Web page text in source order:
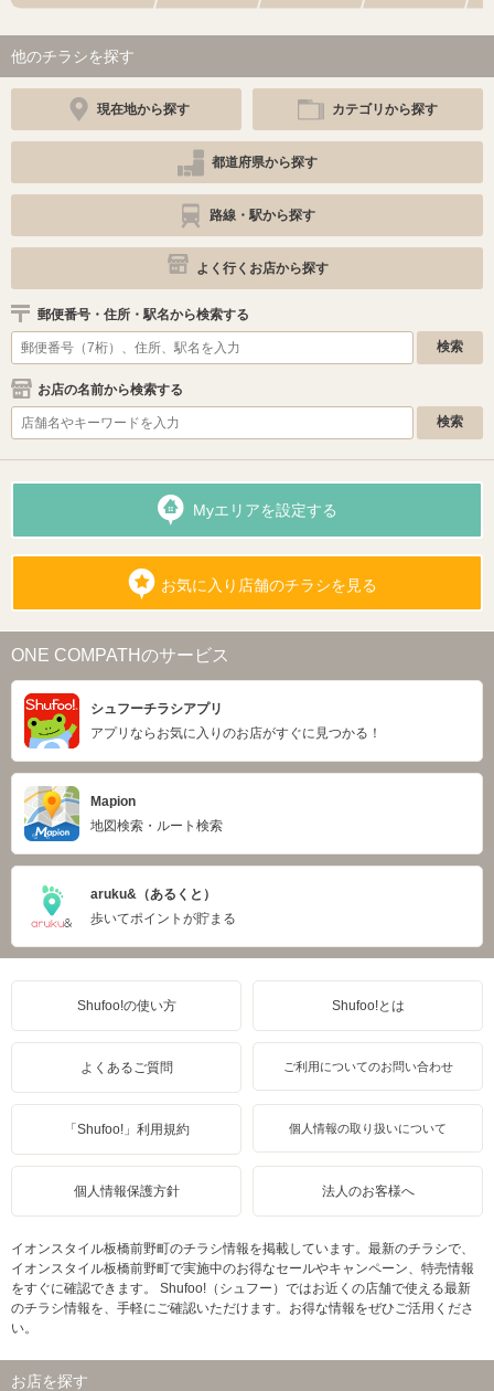
他のチラシを探す
現在地から探す カテゴリから探す
都道府県から探す
路線・駅から探す
よく行くお店から探す
郵便番号・住所・駅名から検索する
お店の名前から検索する
Myエリアを設定する
お気に入り店舗のチラシを見る
ONE COMPATHのサービス
シュフーチラシアプリ
アプリならお気に入りのお店がすぐに見つかる！
Mapion
地図検索・ルート検索
aruku&（あるくと）
歩いてポイントが貯まる
Shufoo!の使い方 Shufoo!とは
よくあるご質問 ご利用についてのお問い合わせ
「Shufoo!」利用規約 個人情報の取り扱いについて
個人情報保護方針 法人のお客様へ
イオンスタイル板橋前野町のチラシ情報を掲載しています。最新のチラシで、
イオンスタイル板橋前野町で実施中のお得なセールやキャンペーン、特売情報
をすぐに確認できます。 Shufoo!（シュフー）ではお近くの店舗で使える最新
のチラシ情報を、手軽にご確認いただけます。お得な情報をぜひご活用くださ
い。
お店を探す